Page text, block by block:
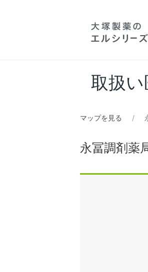
取扱
マップを見る
永冨調剤薬